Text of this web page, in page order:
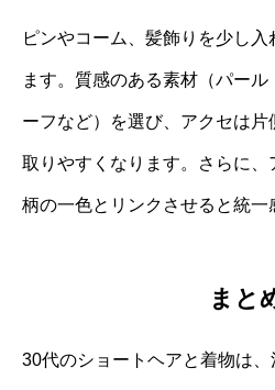
ピンやコーム、髪飾りを少し入
ます。質感のある素材（パー
ーフなど）を選び、アクセは
取りやすくなります。さらに
柄の一色とリンクさせると統一
まと
30代のショートヘアと着物は